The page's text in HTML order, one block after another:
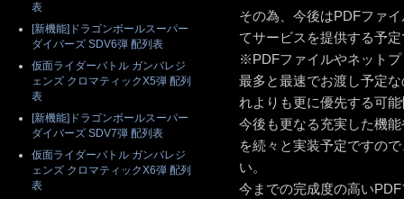
その為、今後はPDFファ
てサービスを提供する予
※PDFファイルやネット
最多と最速でお渡し予定
れよりも更に優先する可
今後も更なる充実した機
を続々と実装予定ですの
い。
今までの完成度の高い
表
[新機能]ドラゴンボールスーパー
ダイバーズ SDV6弾 配列表
仮面ライダーバトル ガンバレジ
ェンズ クロマティックX5弾 配列
表
[新機能]ドラゴンボールスーパー
ダイバーズ SDV7弾 配列表
仮面ライダーバトル ガンバレジ
ェンズ クロマティックX6弾 配列
表